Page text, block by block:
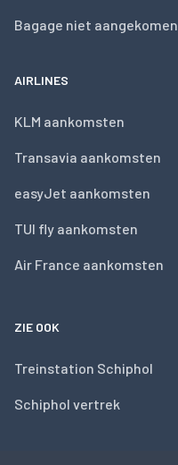
Bagage niet aangekomen
AIRLINES
KLM aankomsten
Transavia aankomsten
easyJet aankomsten
TUI fly aankomsten
Air France aankomsten
ZIE OOK
Treinstation Schiphol
Schiphol vertrek